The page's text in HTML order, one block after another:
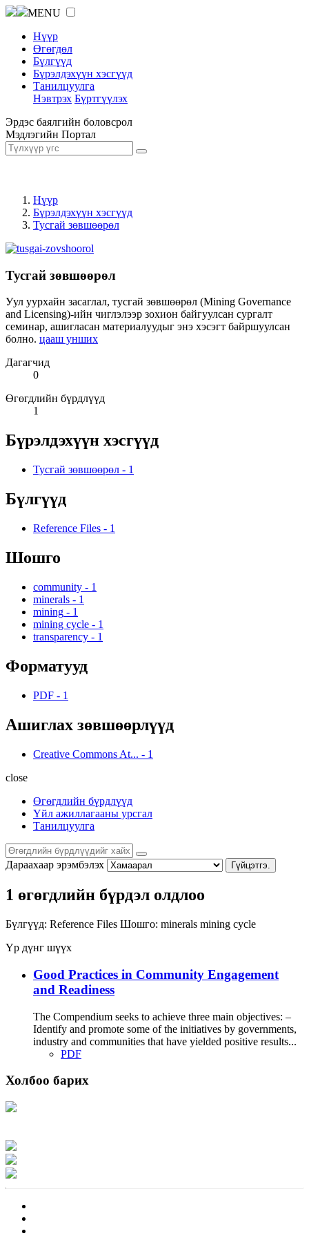
MENU
Нүүр
Өгөгдөл
Бүлгүүд
Бүрэлдэхүүн хэсгүүд
Танилцуулга
Нэвтрэх Бүртгүүлэх
Эрдэс баялгийн боловсрол
Мэдлэгийн Портал
Нүүр
Бүрэлдэхүүн хэсгүүд
Тусгай зөвшөөрөл
Тусгай зөвшөөрөл
Уул уурхайн засаглал, тусгай зөвшөөрөл (Mining Governance
and Licensing)-ийн чиглэлээр зохион байгуулсан сургалт
семинар, ашигласан материалуудыг энэ хэсэгт байршуулсан
болно. цааш унших
Дагагчид
0
Өгөгдлийн бүрдлүүд
1
Бүрэлдэхүүн хэсгүүд
Тусгай зөвшөөрөл - 1
Бүлгүүд
Reference Files - 1
Шошго
community - 1
minerals - 1
mining - 1
mining cycle - 1
transparency - 1
Форматууд
PDF - 1
Ашиглах зөвшөөрлүүд
Creative Commons At... - 1
close
Өгөгдлийн бүрдлүүд
Үйл ажиллагааны урсгал
Танилцуулга
Дараахаар эрэмбэлэх Гүйцэтгэ.
1 өгөгдлийн бүрдэл олдлоо
Бүлгүүд: Reference Files Шошго: minerals mining cycle
Үр дүнг шүүх
Good Practices in Community Engagement
and Readiness
The Compendium seeks to achieve three main objectives: –
Identify and promote some of the initiatives by governments,
industry and communities that have yielded positive results...
PDF
Холбоо барих